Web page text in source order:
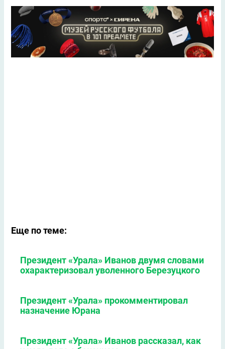
Еще по теме:
Президент «Урала» Иванов двумя словами
охарактеризовал уволенного Березуцкого
Президент «Урала» прокомментировал
назначение Юрана
Президент «Урала» Иванов рассказал, как